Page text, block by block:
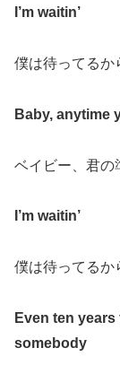
I’m waitin’
僕は待ってるか
Baby, anytime
ベイビー、君の
I’m waitin’
僕は待ってるか
Even ten
somebody